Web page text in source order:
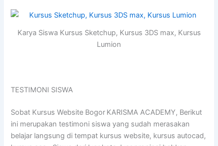
Karya Siswa Kursus Sketchup, Kursus 3DS max, Kursus
Lumion
TESTIMONI SISWA
Sobat Kursus Website Bogor KARISMA ACADEMY, Berikut
ini merupakan testimoni siswa yang sudah merasakan
belajar langsung di tempat kursus website, kursus autocad,